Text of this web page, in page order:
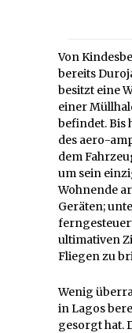
Von
bereits
besitzt eine
einer
befindet. Bis
des aero-
dem
um sein
Wohnende
Geräten;
ultimativen
Fliegen zu
Wenig
in Lagos
gesorgt hat.